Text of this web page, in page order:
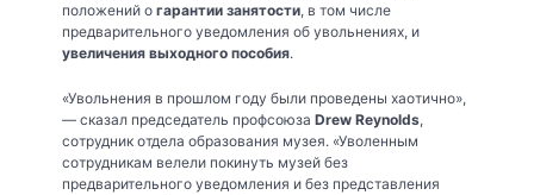
положений о гарантии занятости, в том числе
предварительного уведомления об увольнениях, и
увеличения выходного пособия.
«Увольнения в прошлом году были проведены хаотично»,
— сказал председатель профсоюза Drew Reynolds,
сотрудник отдела образования музея. «Уволенным
сотрудникам велели покинуть музей без
предварительного уведомления и без представления